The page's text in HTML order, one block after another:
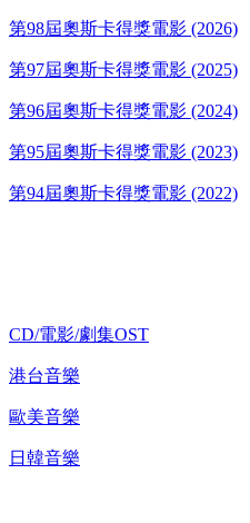
第98屆奧斯卡得獎電影 (2026)
第97屆奧斯卡得獎電影 (2025)
第96屆奧斯卡得獎電影 (2024)
第95屆奧斯卡得獎電影 (2023)
第94屆奧斯卡得獎電影 (2022)
CD/電影/劇集OST
港台音樂
歐美音樂
日韓音樂